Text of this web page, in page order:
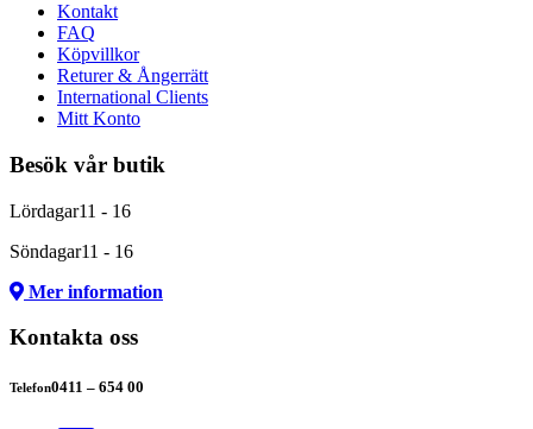
Kontakt
FAQ
Köpvillkor
Returer & Ångerrätt
International Clients
Mitt Konto
Besök vår butik
Lördagar11 - 16
Söndagar11 - 16
Mer information
Kontakta oss
Telefon0411 – 654 00